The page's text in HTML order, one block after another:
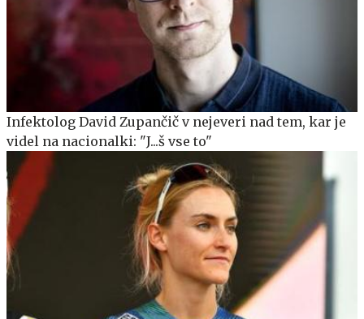
Infektolog David Zupančič v nejeveri nad tem, kar je
videl na nacionalki: "J...š vse to"